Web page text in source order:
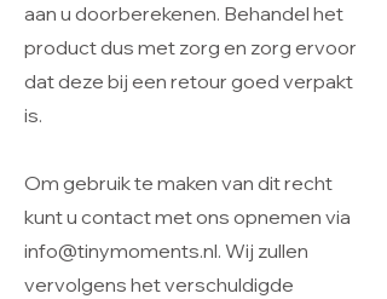
aan u doorberekenen. Behandel het
product dus met zorg en zorg ervoor
dat deze bij een retour goed verpakt
is.
Om gebruik te maken van dit recht
kunt u contact met ons opnemen via
info@tinymoments.nl. Wij zullen
vervolgens het verschuldigde